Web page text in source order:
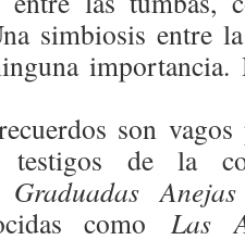
simbiosis entre
importancia.
son
testigos de la
comoLas